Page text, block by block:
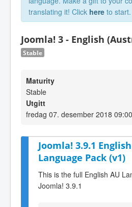
translating it! Click here to start.
Joomla! 3 - English
Stable
Maturity
Stable
Utgitt
fredag 07. desember 2018 09:00
Joomla! 3.9.1
Language Pack (v1)
This is the full English AU
Joomla! 3.9.1